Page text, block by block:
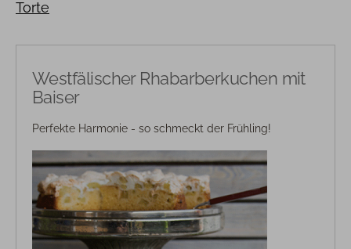
Torte
Westfälischer Rhabarberkuchen mit
Baiser
Perfekte Harmonie - so schmeckt der Frühling!